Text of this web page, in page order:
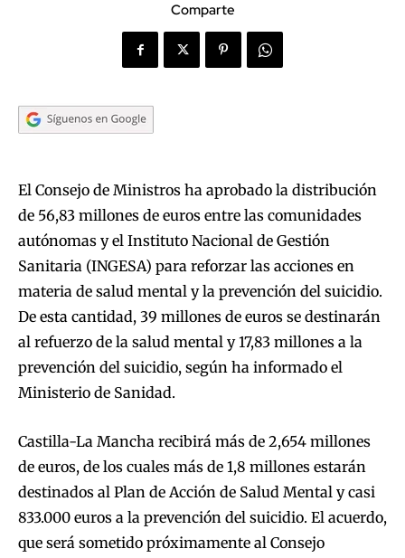
Comparte
El Consejo de Ministros ha aprobado la distribución
de 56,83 millones de euros entre las comunidades
autónomas y el Instituto Nacional de Gestión
Sanitaria (INGESA) para reforzar las acciones en
materia de salud mental y la prevención del suicidio.
De esta cantidad, 39 millones de euros se destinarán
al refuerzo de la salud mental y 17,83 millones a la
prevención del suicidio, según ha informado el
Ministerio de Sanidad.
Castilla-La Mancha recibirá más de 2,654 millones
de euros, de los cuales más de 1,8 millones estarán
destinados al Plan de Acción de Salud Mental y casi
833.000 euros a la prevención del suicidio. El acuerdo,
que será sometido próximamente al Consejo